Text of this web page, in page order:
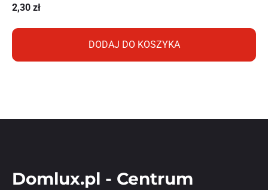
2,30 zł
DODAJ DO KOSZYKA
Domlux.pl - Centrum